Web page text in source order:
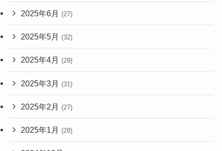
2025年6月 (27)
2025年5月 (32)
2025年4月 (29)
2025年3月 (31)
2025年2月 (27)
2025年1月 (28)